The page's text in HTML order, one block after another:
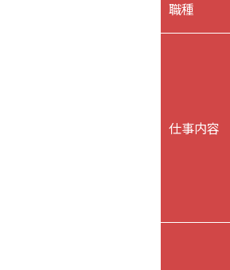
職種
仕事内容